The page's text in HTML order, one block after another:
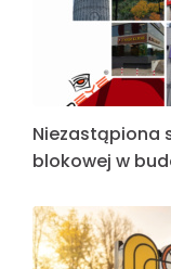
Niezastąpiona
blokowej w